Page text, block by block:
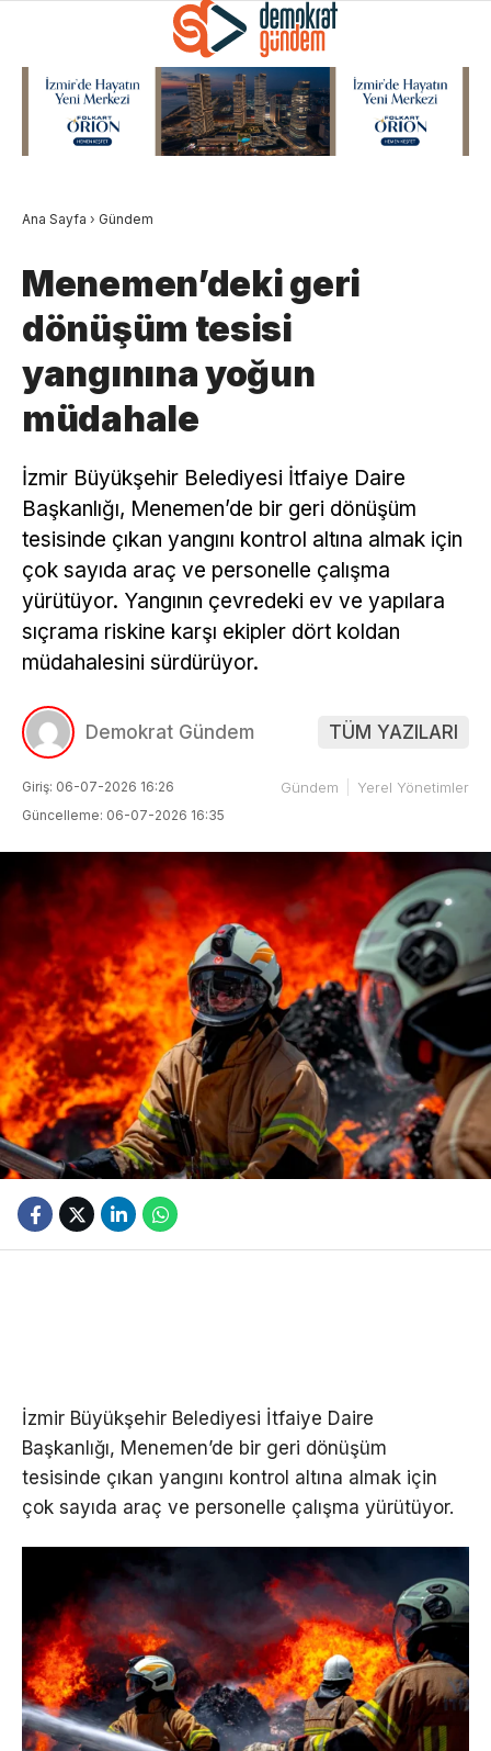
Ana Sayfa › Gündem
Menemen’deki geri
dönüşüm tesisi
yangınına yoğun
müdahale
İzmir Büyükşehir Belediyesi İtfaiye Daire
Başkanlığı, Menemen’de bir geri dönüşüm
tesisinde çıkan yangını kontrol altına almak için
çok sayıda araç ve personelle çalışma
yürütüyor. Yangının çevredeki ev ve yapılara
sıçrama riskine karşı ekipler dört koldan
müdahalesini sürdürüyor.
Demokrat Gündem TÜM YAZILARI
Giriş: 06-07-2026 16:26
Güncelleme: 06-07-2026 16:35
Gündem Yerel Yönetimler
İzmir Büyükşehir Belediyesi İtfaiye Daire
Başkanlığı, Menemen’de bir geri dönüşüm
tesisinde çıkan yangını kontrol altına almak için
çok sayıda araç ve personelle çalışma yürütüyor.